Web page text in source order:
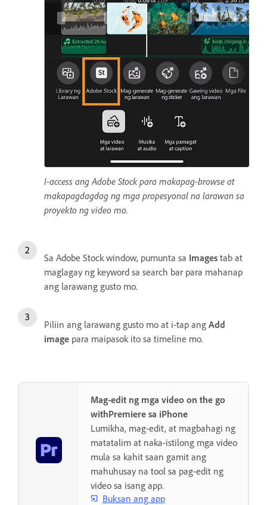
I-access ang Adobe Stock para makapag-browse at
makapagdagdag ng mga propesyonal na larawan sa
proyekto ng video mo.
Sa Adobe Stock window, pumunta sa Images tab at
maglagay ng keyword sa search bar para mahanap
ang larawang gusto mo.
Piliin ang larawang gusto mo at i-tap ang Add
image para maipasok ito sa timeline mo.
Mag-edit ng mga video on the go
withPremiere sa iPhone
Lumikha, mag-edit, at magbahagi ng
matatalim at naka-istilong mga video
mula sa kahit saan gamit ang
mahuhusay na tool sa pag-edit ng
video sa isang app.
Buksan ang app